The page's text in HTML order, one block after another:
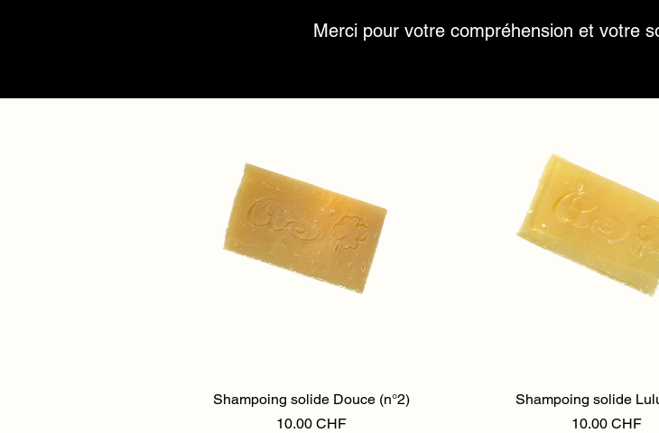
Merci pour votre compréhension et votre
Aperçu rapide
Shampoing solide Douce (n°2)
Prix
10.00 CHF
Aperçu rapide
Shampoing solide
Prix
10.00 CHF